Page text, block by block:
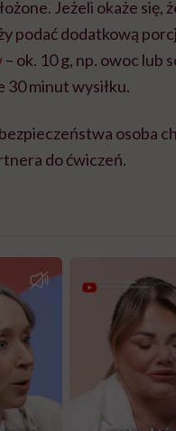
Jeżeli okaże się,
podać dodatkową
– ok. 10 g, np. owoc lub
30 minut wysiłku.
osoba
do ćwiczeń.